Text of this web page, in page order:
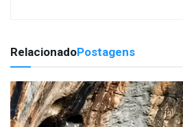
RelacionadoPostagens